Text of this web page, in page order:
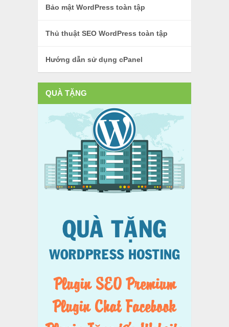
Bảo mật WordPress toàn tập
Thủ thuật SEO WordPress toàn tập
Hướng dẫn sử dụng cPanel
QUÀ TẶNG